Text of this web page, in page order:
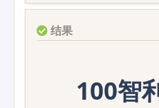
结果
100智